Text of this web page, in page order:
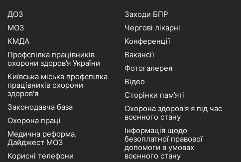
ДОЗ
МОЗ
КМДА
Профспілка працівників
охорони здоров’я України
Київська міська профспілка
працівників охорони
здоров'я
Законодавча база
Охорона праці
Медична реформа.
Дайджест МОЗ
Корисні телефони
Заходи БПР
Чергові лікарні
Конференції
Вакансії
Фотогалерея
Відео
Сторінки пам’яті
Охорона здоров'я я під час
воєнного стану
Інформація щодо
безоплатної правової
допомоги в умовах
воєнного стану